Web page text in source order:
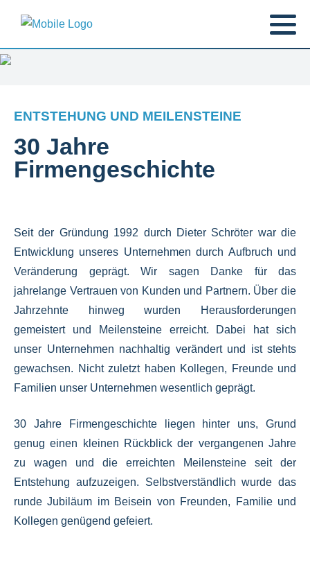
ENTSTEHUNG UND MEILENSTEINE
30 Jahre
Firmengeschichte
Seit der Gründung 1992 durch Dieter Schröter war die
Entwicklung unseres Unternehmen durch Aufbruch und
Veränderung geprägt. Wir sagen Danke für das
jahrelange Vertrauen von Kunden und Partnern. Über die
Jahrzehnte hinweg wurden Herausforderungen
gemeistert und Meilensteine erreicht. Dabei hat sich
unser Unternehmen nachhaltig verändert und ist stehts
gewachsen. Nicht zuletzt haben Kollegen, Freunde und
Familien unser Unternehmen wesentlich geprägt.
30 Jahre Firmengeschichte liegen hinter uns, Grund
genug einen kleinen Rückblick der vergangenen Jahre
zu wagen und die erreichten Meilensteine seit der
Entstehung aufzuzeigen. Selbstverständlich wurde das
runde Jubiläum im Beisein von Freunden, Familie und
Kollegen genügend gefeiert.